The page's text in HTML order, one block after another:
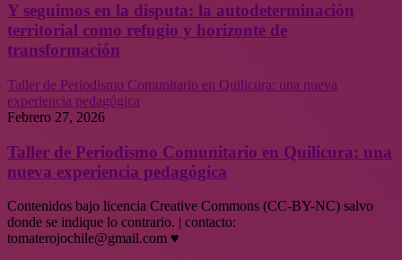
Y seguimos en la disputa: la autodeterminación
territorial como refugio y horizonte de
transformación
Taller de Periodismo Comunitario en Quilicura: una nueva
experiencia pedagógica
Febrero 27, 2026
Taller de Periodismo Comunitario en Quilicura: una
nueva experiencia pedagógica
Contenidos bajo licencia Creative Commons (CC-BY-NC) salvo
donde se indique lo contrario. | contacto:
tomaterojochile@gmail.com ♥